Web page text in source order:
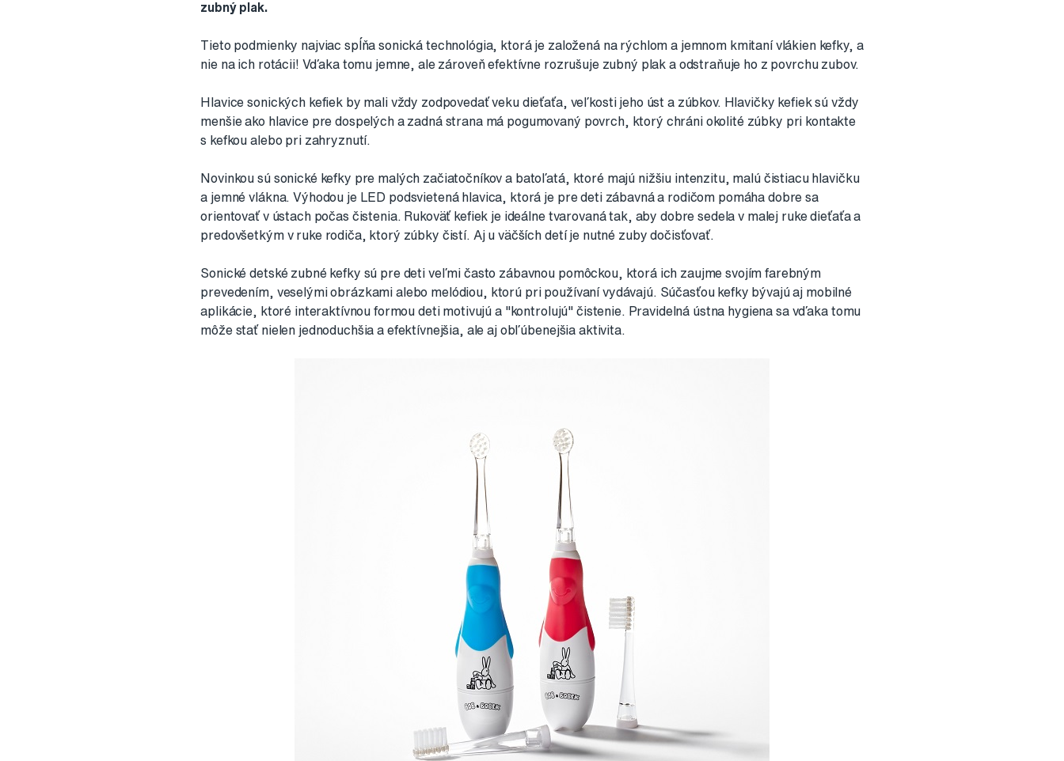
zubný plak.
Tieto podmienky najviac spĺňa sonická technológia, ktorá je založená na rýchlom a jemnom kmitaní vlákien kefky, a
nie na ich rotácii! Vďaka tomu jemne, ale zároveň efektívne rozrušuje zubný plak a odstraňuje ho z povrchu zubov.
Hlavice sonických kefiek by mali vždy zodpovedať veku dieťaťa, veľkosti jeho úst a zúbkov. Hlavičky kefiek sú vždy
menšie ako hlavice pre dospelých a zadná strana má pogumovaný povrch, ktorý chráni okolité zúbky pri kontakte
s kefkou alebo pri zahryznutí.
Novinkou sú sonické kefky pre malých začiatočníkov a batoľatá, ktoré majú nižšiu intenzitu, malú čistiacu hlavičku
a jemné vlákna. Výhodou je LED podsvietená hlavica, ktorá je pre deti zábavná a rodičom pomáha dobre sa
orientovať v ústach počas čistenia. Rukoväť kefiek je ideálne tvarovaná tak, aby dobre sedela v malej ruke dieťaťa a
predovšetkým v ruke rodiča, ktorý zúbky čistí. Aj u väčších detí je nutné zuby dočisťovať.
Sonické detské zubné kefky sú pre deti veľmi často zábavnou pomôckou, ktorá ich zaujme svojím farebným
prevedením, veselými obrázkami alebo melódiou, ktorú pri používaní vydávajú. Súčasťou kefky bývajú aj mobilné
aplikácie, ktoré interaktívnou formou deti motivujú a "kontrolujú" čistenie. Pravidelná ústna hygiena sa vďaka tomu
môže stať nielen jednoduchšia a efektívnejšia, ale aj obľúbenejšia aktivita.